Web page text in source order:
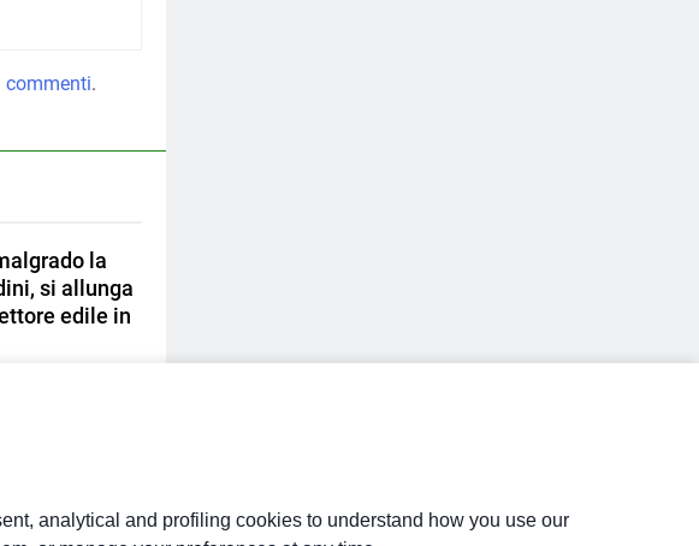
commenti.
la
si allunga
edile in
analytical and profiling cookies to understand how you use our